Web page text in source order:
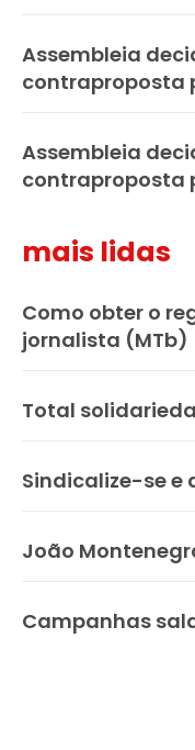
Assembleia
contraproposta
Assembleia
contraproposta
mais lidas
Como obter o
jornalista (MTb)
Total
Sindicalize-se e
João
Campanhas